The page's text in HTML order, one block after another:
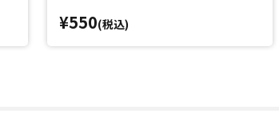
¥550(税込)